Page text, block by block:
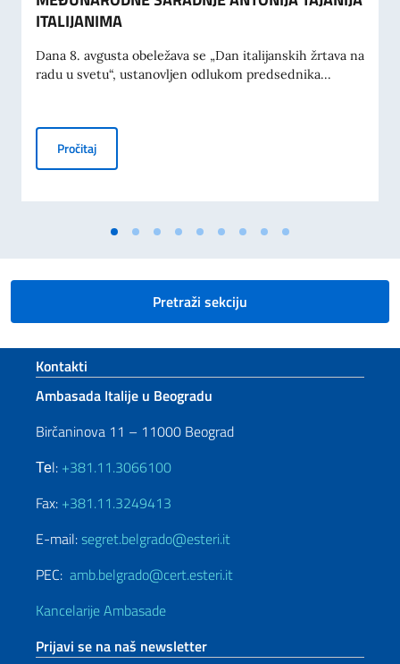
ITALIJANIMA
Dana 8. avgusta obeležava se „Dan italijanskih žrtava na
radu u svetu“, ustanovljen odlukom predsednika...
PročitajKOMEMORACIJA 70. GODIŠNJICE TRAGEDIJE U MESTU
Pretraži sekciju
Footer section
Kontakti
Ambasada Italije u Beogradu
Birčaninova 11 – 11000 Beograd
Теl: +381.11.3066100
Fax: +381.11.3249413
E-mail:segret.belgrado@esteri.it
PEC: amb.belgrado@cert.esteri.it
Kancelarije Ambasade
Prijavi se na naš newsletter